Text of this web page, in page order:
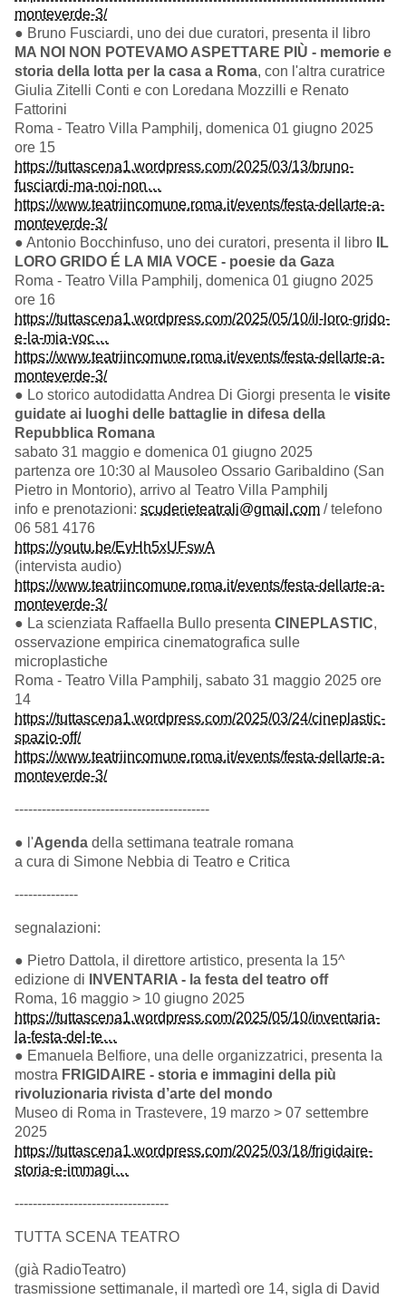
monteverde-3/
● Bruno Fusciardi, uno dei due curatori, presenta il libro
MA NOI NON POTEVAMO ASPETTARE PIÙ - memorie e
storia della lotta per la casa a Roma, con l'altra curatrice
Giulia Zitelli Conti e con Loredana Mozzilli e Renato
Fattorini
Roma - Teatro Villa Pamphilj, domenica 01 giugno 2025
ore 15
https://tuttascena1.wordpress.com/2025/03/13/bruno-
fusciardi-ma-noi-non…
https://www.teatriincomune.roma.it/events/festa-dellarte-a-
monteverde-3/
● Antonio Bocchinfuso, uno dei curatori, presenta il libro IL
LORO GRIDO É LA MIA VOCE - poesie da Gaza
Roma - Teatro Villa Pamphilj, domenica 01 giugno 2025
ore 16
https://tuttascena1.wordpress.com/2025/05/10/il-loro-grido-
e-la-mia-voc…
https://www.teatriincomune.roma.it/events/festa-dellarte-a-
monteverde-3/
● Lo storico autodidatta Andrea Di Giorgi presenta le visite
guidate ai luoghi delle battaglie in difesa della
Repubblica Romana
sabato 31 maggio e domenica 01 giugno 2025
partenza ore 10:30 al Mausoleo Ossario Garibaldino (San
Pietro in Montorio), arrivo al Teatro Villa Pamphilj
info e prenotazioni: scuderieteatrali@gmail.com / telefono
06 581 4176
https://youtu.be/EvHh5xUFswA
(intervista audio)
https://www.teatriincomune.roma.it/events/festa-dellarte-a-
monteverde-3/
● La scienziata Raffaella Bullo presenta CINEPLASTIC,
osservazione empirica cinematografica sulle
microplastiche
Roma - Teatro Villa Pamphilj, sabato 31 maggio 2025 ore
14
https://tuttascena1.wordpress.com/2025/03/24/cineplastic-
spazio-off/
https://www.teatriincomune.roma.it/events/festa-dellarte-a-
monteverde-3/
-------------------------------------------
● l'Agenda della settimana teatrale romana
a cura di Simone Nebbia di Teatro e Critica
--------------
segnalazioni:
● Pietro Dattola, il direttore artistico, presenta la 15^
edizione di
INVENTARIA - la festa del teatro off
Roma, 16 maggio > 10 giugno 2025
https://tuttascena1.wordpress.com/2025/05/10/inventaria-
la-festa-del-te…
● Emanuela Belfiore, una delle organizzatrici, presenta la
mostra FRIGIDAIRE - storia e immagini della più
rivoluzionaria rivista d’arte del mondo
Museo di Roma in Trastevere, 19 marzo > 07 settembre
2025
https://tuttascena1.wordpress.com/2025/03/18/frigidaire-
storia-e-immagi…
----------------------------------
TUTTA SCENA TEATRO
(già RadioTeatro)
trasmissione settimanale, il martedì ore 14, sigla di David